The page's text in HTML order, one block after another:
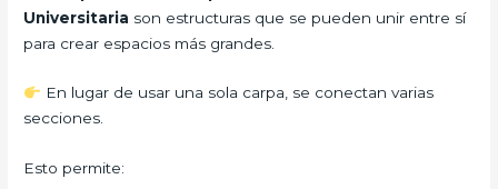
Universitaria son estructuras que se pueden unir entre sí
para crear espacios más grandes.
En lugar de usar una sola carpa, se conectan varias
secciones.
Esto permite: